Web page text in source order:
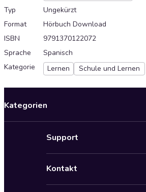
Typ
Ungekürzt
Format
Hörbuch Download
ISBN
9791370122072
Sprache
Spanisch
Kategorie
Lernen Schule und Lernen
Kategorien
Support
Kontakt